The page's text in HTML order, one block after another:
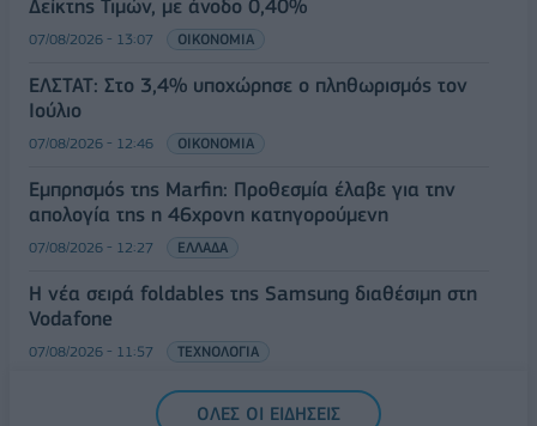
Δείκτης Τιμών, με άνοδο 0,40%
07/08/2026 - 13:07 ΟΙΚΟΝΟΜΙΑ
ΕΛΣΤΑΤ: Στο 3,4% υποχώρησε ο πληθωρισμός τον
Ιούλιο
07/08/2026 - 12:46 ΟΙΚΟΝΟΜΙΑ
Εμπρησμός της Marfin: Προθεσμία έλαβε για την
απολογία της η 46χρονη κατηγορούμενη
07/08/2026 - 12:27 ΕΛΛΑΔΑ
Η νέα σειρά foldables της Samsung διαθέσιμη στη
Vodafone
07/08/2026 - 11:57 ΤΕΧΝΟΛΟΓΙΑ
ΟΛΕΣ ΟΙ ΕΙΔΗΣΕΙΣ